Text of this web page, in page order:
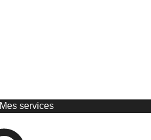
Mes services